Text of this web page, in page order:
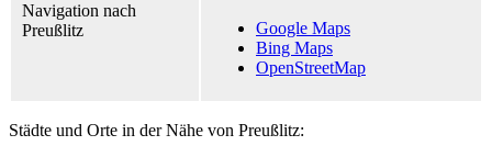
Navigation nach
Preußlitz
Google Maps
Bing Maps
OpenStreetMap
Städte und Orte in der Nähe von Preußlitz: